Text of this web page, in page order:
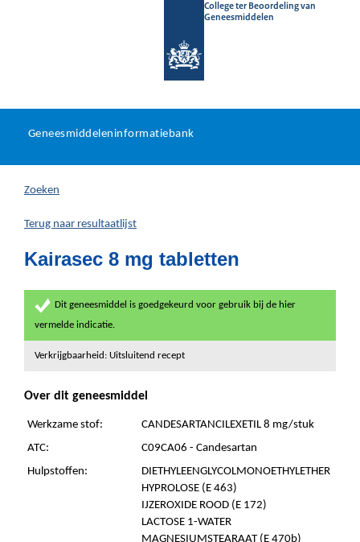
College ter Beoordeling van
Geneesmiddelen
U
hier:
Geneesmiddeleninformatiebank
Zoeken
Terug naar resultaatlijst
Kairasec 8 mg tabletten
Dit geneesmiddel is goedgekeurd voor gebruik bij de hier
vermelde indicatie.
Verkrijgbaarheid: Uitsluitend recept
Over dit geneesmiddel
Werkzame stof:
CANDESARTANCILEXETIL 8 mg/stuk
ATC:
C09CA06 - Candesartan
Hulpstoffen:
DIETHYLEENGLYCOLMONOETHYLETHER
HYPROLOSE (E 463)
IJZEROXIDE ROOD (E 172)
LACTOSE 1-WATER
MAGNESIUMSTEARAAT (E 470b)